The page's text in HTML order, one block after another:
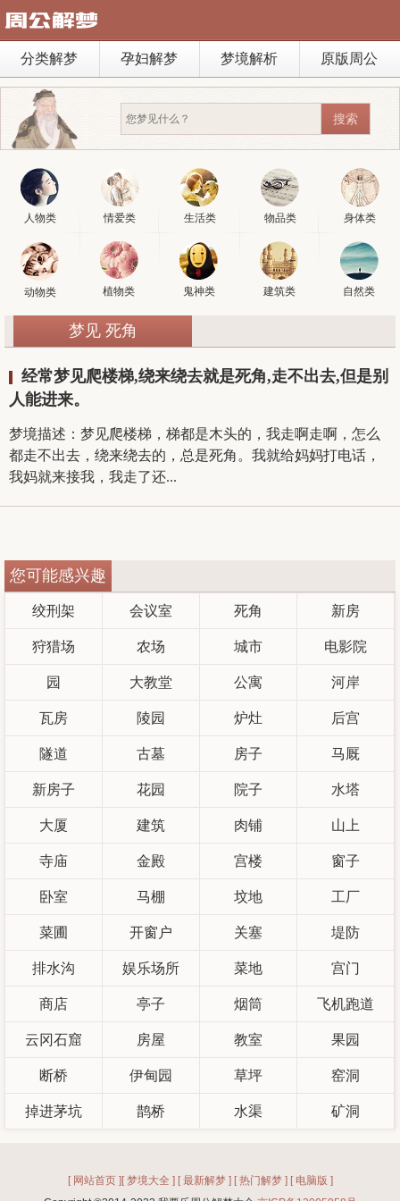
分类解梦 孕妇解梦 梦境解析 原版周公
人物类 情爱类 生活类 物品类 身体类
动物类 植物类 鬼神类 建筑类 自然类
梦见 死角
经常梦见爬楼梯,绕来绕去就是死角,走不出去,但是别
人能进来。
梦境描述：梦见爬楼梯，梯都是木头的，我走啊走啊，怎么
都走不出去，绕来绕去的，总是死角。我就给妈妈打电话，
我妈就来接我，我走了还...
您可能感兴趣
绞刑架 会议室 死角 新房
狩猎场 农场 城市 电影院
园 大教堂 公寓 河岸
瓦房 陵园 炉灶 后宫
隧道 古墓 房子 马厩
新房子 花园 院子 水塔
大厦 建筑 肉铺 山上
寺庙 金殿 宫楼 窗子
卧室 马棚 坟地 工厂
菜圃 开窗户 关塞 堤防
排水沟 娱乐场所 菜地 宫门
商店 亭子 烟筒 飞机跑道
云冈石窟 房屋 教室 果园
断桥 伊甸园 草坪 窑洞
掉进茅坑 鹊桥 水渠 矿洞
[ 网站首页 ] [ 梦境大全 ] [ 最新解梦 ] [ 热门解梦 ] [ 电脑版 ]